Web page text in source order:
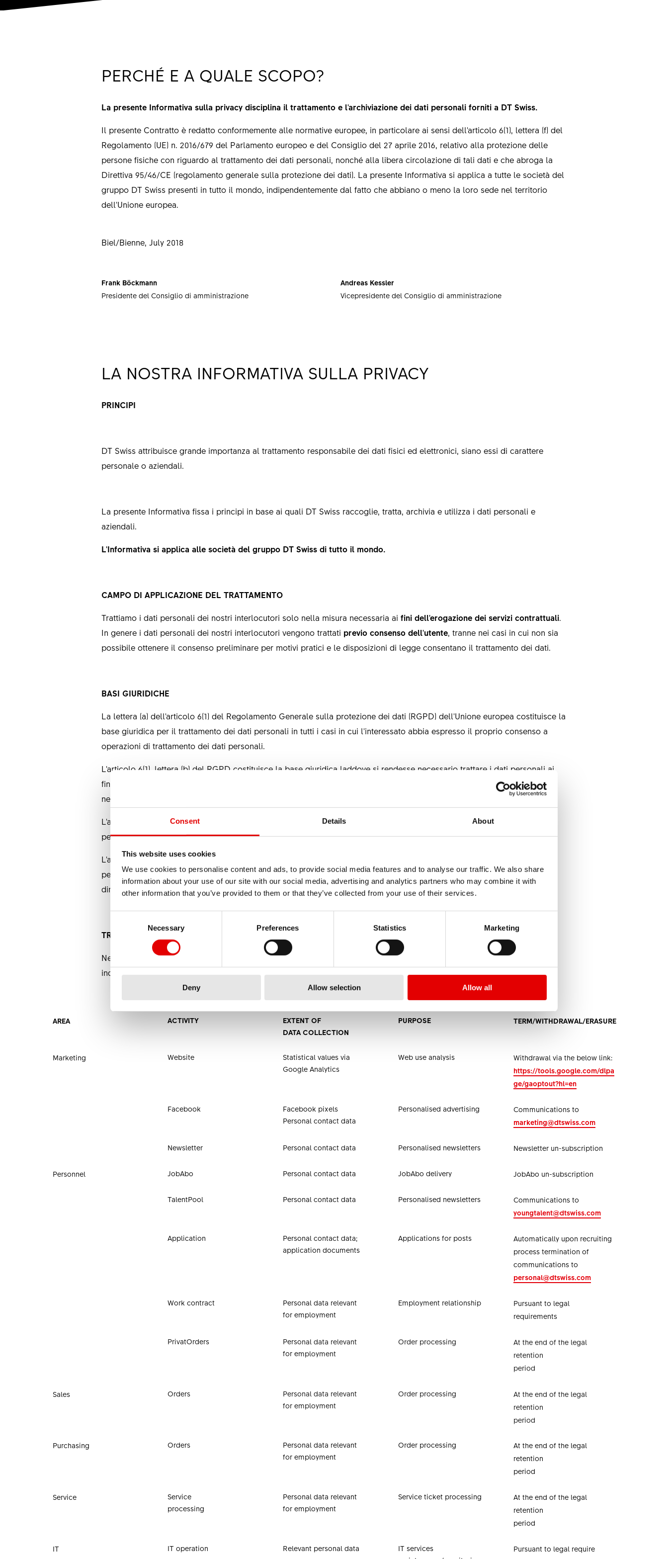
Consent Details About
This website uses cookies
We use cookies to personalise content and ads, to provide social media features and to analyse our traffic. We also share
information about your use of our site with our social media, advertising and analytics partners who may combine it with
other information that you’ve provided to them or that they’ve collected from your use of their services.
Necessary
Preferences Statistics Marketing
Deny Allow selection Allow all
PERCHÉ E A QUALE SCOPO?
La presente Informativa sulla privacy disciplina il trattamento e l'archiviazione dei dati personali forniti a DT Swiss.
Il presente Contratto è redatto conformemente alle normative europee, in particolare ai sensi dell'articolo 6(1), lettera (f) del
Regolamento (UE) n. 2016/679 del Parlamento europeo e del Consiglio del 27 aprile 2016, relativo alla protezione delle
persone fisiche con riguardo al trattamento dei dati personali, nonché alla libera circolazione di tali dati e che abroga la
Direttiva 95/46/CE (regolamento generale sulla protezione dei dati). La presente Informativa si applica a tutte le società del
gruppo DT Swiss presenti in tutto il mondo, indipendentemente dal fatto che abbiano o meno la loro sede nel territorio
dell'Unione europea.
Biel/Bienne, July 2018
Frank Böckmann
Presidente del Consiglio di amministrazione
Andreas Kessler
Vicepresidente del Consiglio di amministrazione
LA NOSTRA INFORMATIVA SULLA PRIVACY
PRINCIPI
DT Swiss attribuisce grande importanza al trattamento responsabile dei dati fisici ed elettronici, siano essi di carattere
personale o aziendali.
La presente Informativa fissa i principi in base ai quali DT Swiss raccoglie, tratta, archivia e utilizza i dati personali e
aziendali.
L'Informativa si applica alle società del gruppo DT Swiss di tutto il mondo.
CAMPO DI APPLICAZIONE DEL TRATTAMENTO
Trattiamo i dati personali dei nostri interlocutori solo nella misura necessaria aifini dell'erogazione dei servizi contrattuali.
In genere i dati personali dei nostri interlocutori vengono trattati previo consenso dell'utente, tranne nei casi in cui non sia
possibile ottenere il consenso preliminare per motivi pratici e le disposizioni di legge consentano il trattamento dei dati.
BASI GIURIDICHE
La lettera (a) dell'articolo 6(1) del Regolamento Generale sulla protezione dei dati (RGPD) dell'Unione europea costituisce la
base giuridica per il trattamento dei dati personali in tutti i casi in cui l'interessato abbia espresso il proprio consenso a
operazioni di trattamento dei dati personali.
L'articolo 6(1), lettera (b) del RGPD costituisce la base giuridica laddove si rendesse necessario trattare i dati personali ai
fini dell'esecuzione di un contratto di cui l'interessato è parte. Lo stesso si applica anche alle operazioni di trattamento
necessarie all'esecuzione di misure precontrattuali.
L'articolo 6(1), lettera (c) del RGPD costituisce la base giuridica laddove si rendesse necessario il trattamento dei dati
personali per adempiere un obbligo legale al quale la nostra azienda è soggetta.
L'articolo 6(1), lettera (f) del RGPD costituisce la base giuridica laddove il trattamento dei dati fosse necessario per il
perseguimento di un legittimo interesse della nostra azienda o di terzi, a condizione che non prevalgano gli interessi o i
diritti e le libertà fondamentali dell'interessato.
TRATTAMENTO DEI DATI
Nell'elenco che segue vengono riportati i principali ambiti di trattamento dei dati personali da parte di DT Swiss con
indicazione di contenuti e finalità corrispondenti.
AREA ACTIVITY
EXTENT OF
DATA COLLECTION
PURPOSE TERM/WITHDRAWAL/ERASURE
Marketing Website
Statistical values via
Google Analytics
Web use analysis
Withdrawal via the below link:
https://tools.google.com/dlpa
ge/gaoptout?hl=en
Facebook
Facebook pixels
Personal contact data
Personalised advertising
Communications to
marketing@dtswiss.com
Newsletter Personal contact data Personalised newsletters Newsletter un-subscription
Personnel JobAbo Personal contact data JobAbo delivery JobAbo un-subscription
TalentPool Personal contact data Personalised newsletters
Communications to
youngtalent@dtswiss.com
Application
Personal contact data;
application documents
Applications for posts
Automatically upon recruiting
process termination of
communications to
personal@dtswiss.com
Work contract
Personal data relevant
for employment
Employment relationship
Pursuant to legal
requirements
PrivatOrders
Personal data relevant
for employment
Order processing
At the end of the legal
retention
period
Sales Orders
Personal data relevant
for employment
Order processing
At the end of the legal
retention
period
Purchasing Orders
Personal data relevant
for employment
Order processing
At the end of the legal
retention
period
Service
Service
processing
Personal data relevant
for employment
Service ticket processing
At the end of the legal
retention
period
IT IT operation Relevant personal data
IT services
Pursuant to legal require